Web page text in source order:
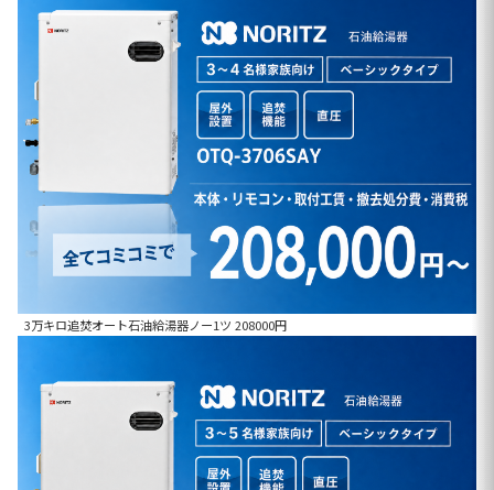
3万キロ追焚オート石油給湯器ノー1ツ 208000円